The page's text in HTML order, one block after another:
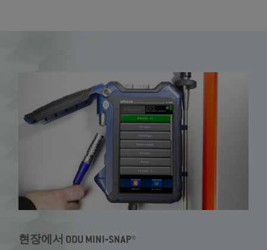
현장에서 ODU MINI‐SNAP®